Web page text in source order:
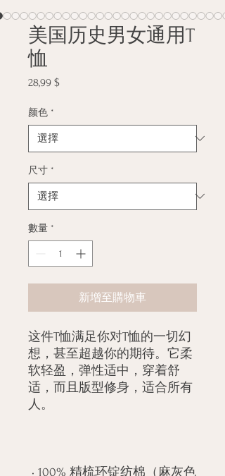
美国历史男女通用T
恤
28,99 $價
颜色 *
尺寸 *
數量 *
新增至購物車
这件T恤满足你对T恤的一切幻
想，甚至超越你的期待。它柔
软轻盈，弹性适中，穿着舒
适，而且版型修身，适合所有